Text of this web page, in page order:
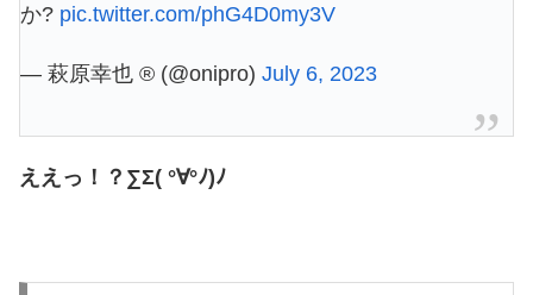
か? pic.twitter.com/phG4D0my3V
— 萩原幸也 ®️ (@onipro) July 6, 2023
ええっ！？∑Σ( °∀°ﾉ)ﾉ